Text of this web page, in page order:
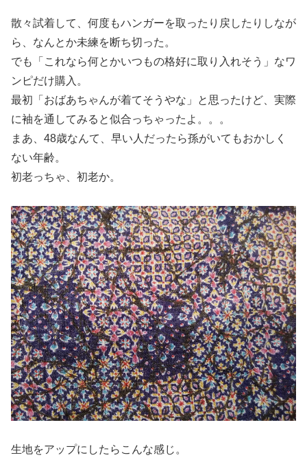
散々試着して、何度もハンガーを取ったり戻したりしなが
ら、なんとか未練を断ち切った。
でも「これなら何とかいつもの格好に取り入れそう」なワ
ンピだけ購入。
最初「おばあちゃんが着てそうやな」と思ったけど、実際
に袖を通してみると似合っちゃったよ。。。
まあ、48歳なんて、早い人だったら孫がいてもおかしく
ない年齢。
初老っちゃ、初老か。
生地をアップにしたらこんな感じ。